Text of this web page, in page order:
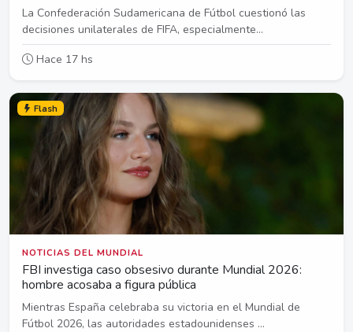
La Confederación Sudamericana de Fútbol cuestionó las
decisiones unilaterales de FIFA, especialmente...
Hace 17 hs
Flash
NOTICIAS DEL MUNDIAL
FBI investiga caso obsesivo durante Mundial 2026:
hombre acosaba a figura pública
Mientras España celebraba su victoria en el Mundial de
Fútbol 2026, las autoridades estadounidenses ...